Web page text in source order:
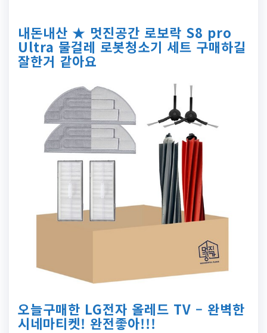
내돈내산 ★ 멋진공간 로보락 S8 pro
Ultra 물걸레 로봇청소기 세트 구매하길
잘한거 같아요
오늘구매한 LG전자 올레드 TV – 완벽한
시네마티켓! 완전좋아!!!